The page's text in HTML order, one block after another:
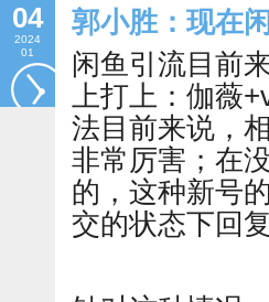
04
2024
01
郭小胜：现在
闲鱼引流目前
上打上：伽薇
法目前来说，
非常厉害；在
的，这种新号
交的状态下回